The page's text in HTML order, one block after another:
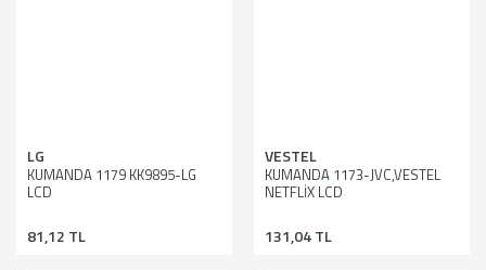
LG
KUMANDA 1179 KK9895-LG
LCD
81,12 TL
VESTEL
KUMANDA 1173-JVC,VESTEL
NETFLİX LCD
131,04 TL